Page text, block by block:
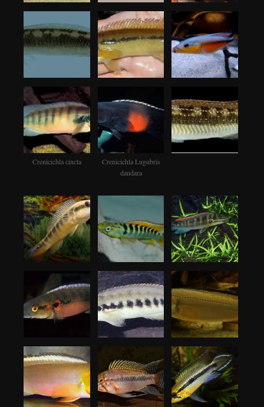
Crenicichla cincta
Crenicichla Lugubris
dandara